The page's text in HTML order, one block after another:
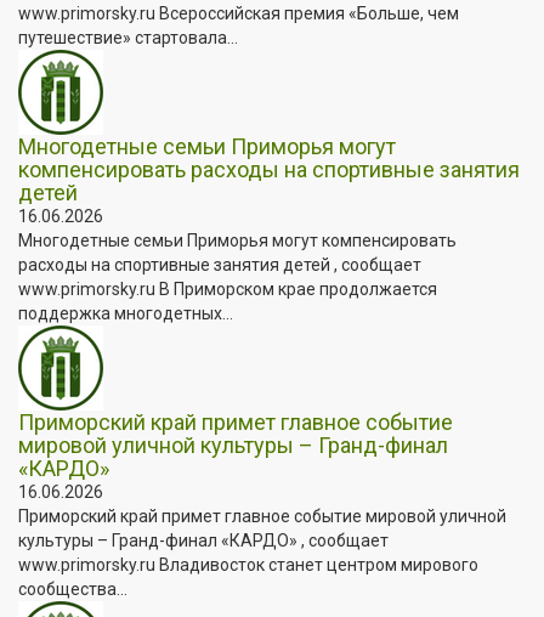
www.primorsky.ru Всероссийская премия «Больше, чем
путешествие» стартовала...
Многодетные семьи Приморья могут
компенсировать расходы на спортивные занятия
детей
16.06.2026
Многодетные семьи Приморья могут компенсировать
расходы на спортивные занятия детей , сообщает
www.primorsky.ru В Приморском крае продолжается
поддержка многодетных...
Приморский край примет главное событие
мировой уличной культуры – Гранд-финал
«КАРДО»
16.06.2026
Приморский край примет главное событие мировой уличной
культуры – Гранд-финал «КАРДО» , сообщает
www.primorsky.ru Владивосток станет центром мирового
сообщества...